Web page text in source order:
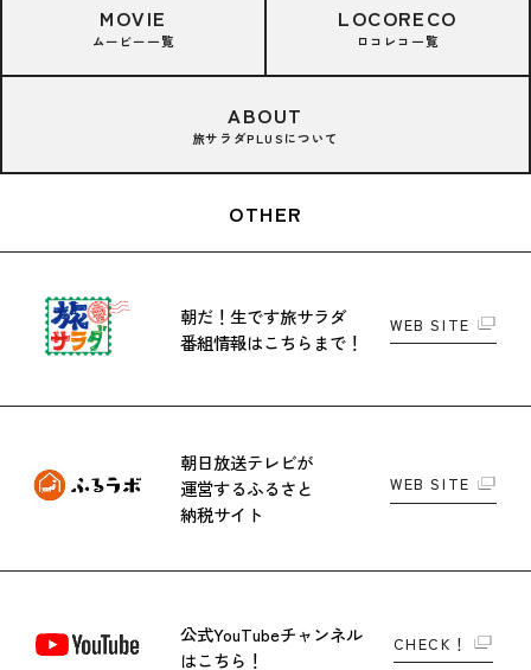
MOVIE
ムービー一覧
LOCORECO
ロコレコ一覧
ABOUT
旅サラダPLUSについて
OTHER
朝だ！生です旅サラダ
番組情報はこちらまで！
WEB SITE
朝日放送テレビが
運営するふるさと
納税サイト
WEB SITE
公式YouTubeチャンネル
はこちら！
CHECK！